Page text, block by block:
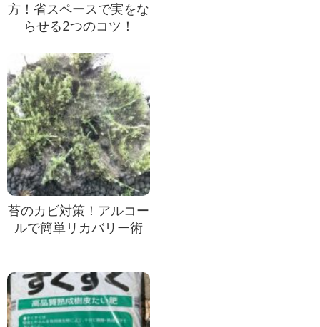
方！省スペースで実をな
らせる2つのコツ！
苔のカビ対策！アルコー
ルで簡単リカバリー術